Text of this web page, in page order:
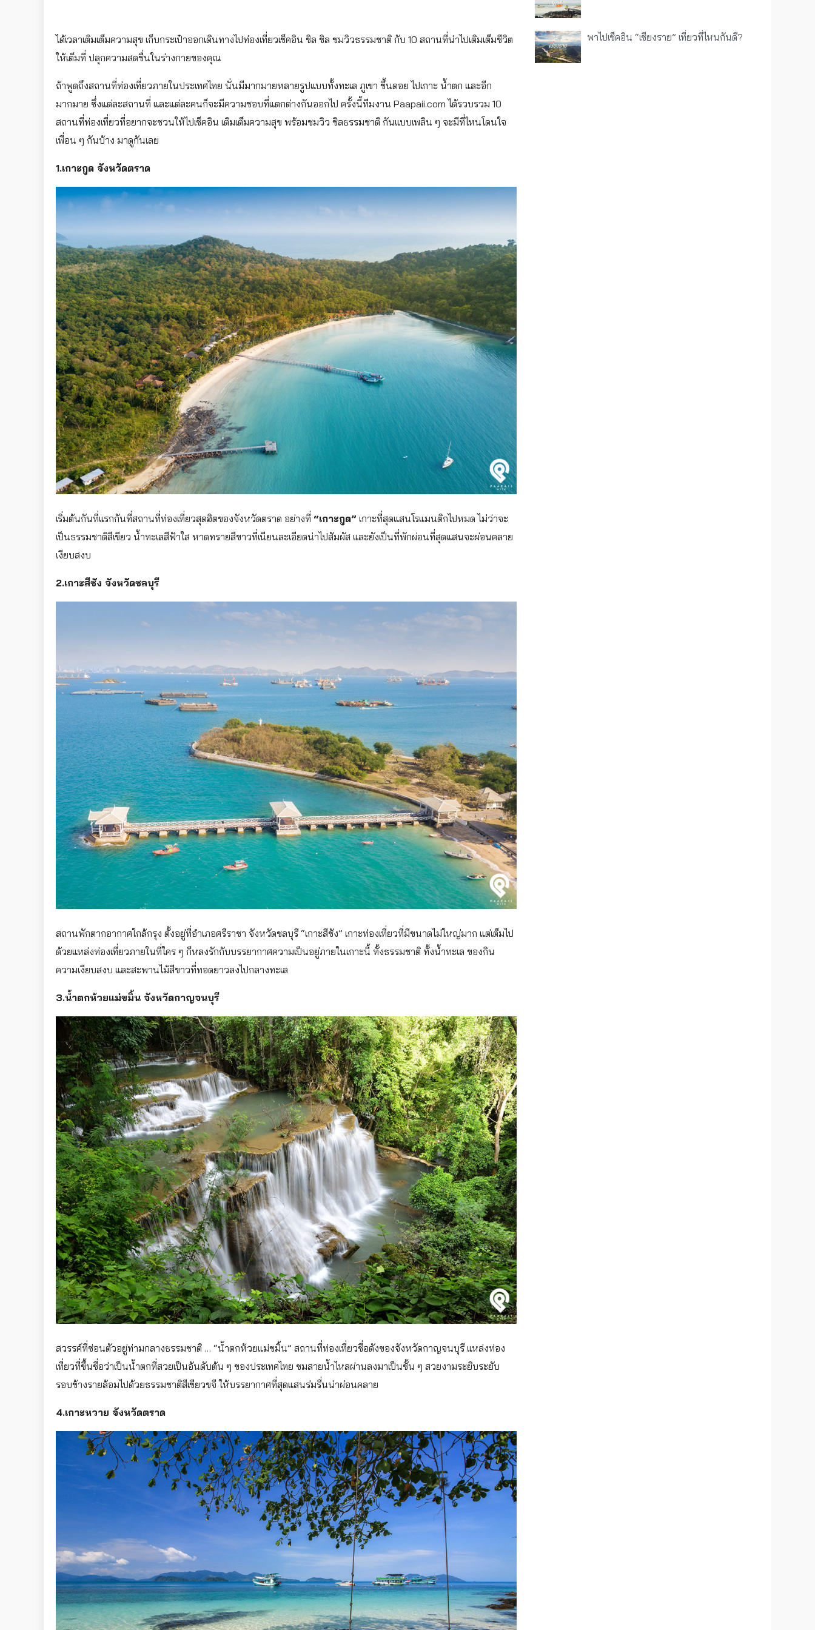
ได้เวลาเติมเต็มความสุข เก็บกระเป๋าออกเดินทางไปท่องเที่ยวเช็คอิน ชิล ชิล ชมวิวธรรมชาติ กับ 10 สถานที่น่าไปเติมเต็มชีวิต
ให้เต็มที่ ปลุกความสดชื่นในร่างกายของคุณ
ถ้าพูดถึงสถานที่ท่องเที่ยวภายในประเทศไทย นั่นมีมากมายหลายรูปแบบทั้งทะเล ภูเขา ขึ้นดอย ไปเกาะ น้ำตก และอีก
มากมาย ซึ่งแต่ละสถานที่ และแต่ละคนก็จะมีความชอบที่แตกต่างกันออกไป ครั้งนี้ทีมงาน Paapaii.com ได้รวบรวม 10
สถานที่ท่องเที่ยวที่อยากจะชวนให้ไปเช็คอิน เติมเต็มความสุข พร้อมชมวิว ชิลธรรมชาติ กันแบบเพลิน ๆ จะมีที่ไหนโดนใจ
เพื่อน ๆ กันบ้าง มาดูกันเลย
1.เกาะกูด จังหวัดตราด
เริ่มต้นกันที่แรกกันที่สถานที่ท่องเที่ยวสุดฮิตของจังหวัดตราด อย่างที่ “เกาะกูด” เกาะที่สุดแสนโรแมนติกไปหมด ไม่ว่าจะ
เป็นธรรมชาติสีเขียว น้ำทะเลสีฟ้าใส หาดทรายสีขาวที่เนียนละเอียดน่าไปสัมผัส และยังเป็นที่พักผ่อนที่สุดแสนจะผ่อนคลาย
เงียบสงบ
2.เกาะสีชัง จังหวัดชลบุรี
สถานพักตากอากาศใกล้กรุง ตั้งอยู่ที่อำเภอศรีราชา จังหวัดชลบุรี “เกาะสีชัง” เกาะท่องเที่ยวที่มีขนาดไม่ใหญ่มาก แต่เต็มไป
ด้วยแหล่งท่องเที่ยวภายในที่ใคร ๆ ก็หลงรักกับบรรยากาศความเป็นอยู่ภายในเกาะนี้ ทั้งธรรมชาติ ทั้งน้ำทะเล ของกิน
ความเงียบสงบ และสะพานไม้สีขาวที่ทอดยาวลงไปกลางทะเล
3.น้ำตกห้วยแม่ขมิ้น จังหวัดกาญจนบุรี
สวรรค์ที่ซ่อนตัวอยู่ท่ามกลางธรรมชาติ … “น้ำตกห้วยแม่ขมิ้น” สถานที่ท่องเที่ยวชื่อดังของจังหวัดกาญจนบุรี แหล่งท่อง
เที่ยวที่ขึ้นชื่อว่าเป็นน้ำตกที่สวยเป็นอันดับต้น ๆ ของประเทศไทย ชมสายน้ำไหลผ่านลงมาเป็นชั้น ๆ สวยงามระยิบระยับ
รอบข้างรายล้อมไปด้วยธรรมชาติสีเขียวขจี ให้บรรยากาศที่สุดแสนร่มรื่นน่าผ่อนคลาย
4.เกาะหวาย จังหวัดตราด
พาไปเช็คอิน “เชียงราย” เที่ยวที่ไหนกันดี?